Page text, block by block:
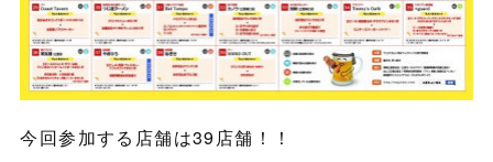
今回参加する店舗は39店舗！！